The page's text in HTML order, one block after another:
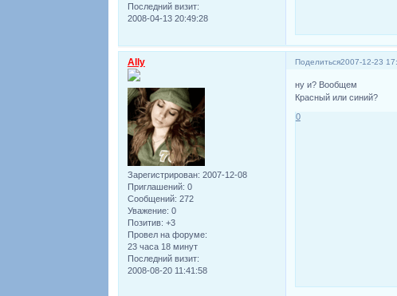
Последний визит:
2008-04-13 20:49:28
Поделиться2007-12-23
Ally
Зарегистрирован: 2007-12-08
Приглашений: 0
Сообщений: 272
Уважение: 0
Позитив: +3
Провел на форуме:
23 часа 18 минут
Последний визит:
2008-08-20 11:41:58
ну и? Вообщем
Красный или синий?
0